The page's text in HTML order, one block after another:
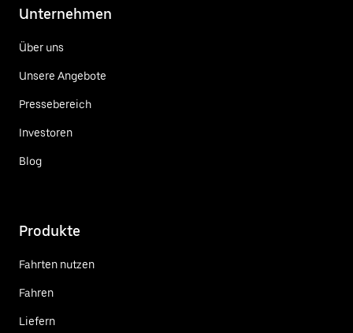
Unternehmen
Über uns
Unsere Angebote
Pressebereich
Investoren
Blog
Produkte
Fahrten nutzen
Fahren
Liefern